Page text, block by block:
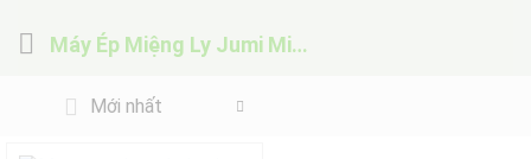
Máy Ép Miệng Ly Jumi Mini Pro 9
Mới nhất